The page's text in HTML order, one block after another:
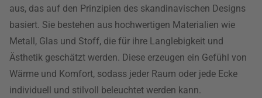
aus, das auf den Prinzipien des skandinavischen Designs
basiert. Sie bestehen aus hochwertigen Materialien wie
Metall, Glas und Stoff, die für ihre Langlebigkeit und
Ästhetik geschätzt werden. Diese erzeugen ein Gefühl von
Wärme und Komfort, sodass jeder Raum oder jede Ecke
individuell und stilvoll beleuchtet werden kann.